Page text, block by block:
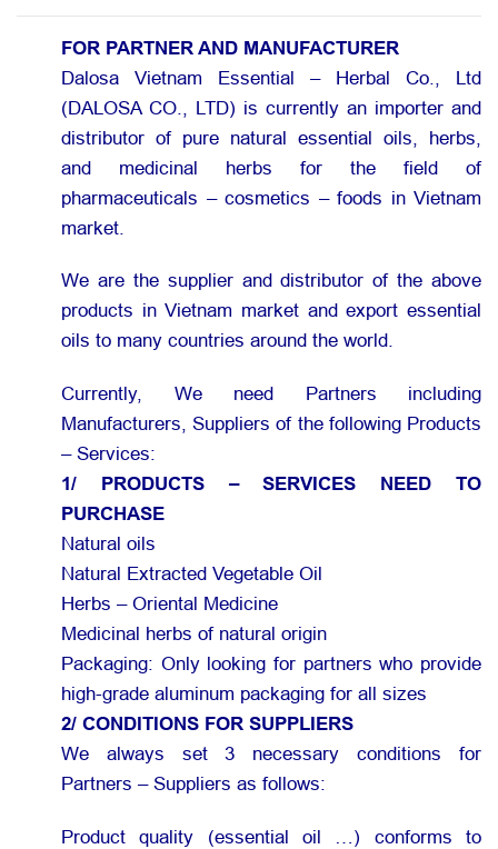
FOR PARTNER AND MANUFACTURER
Dalosa Vietnam Essential – Herbal Co., Ltd
(DALOSA CO., LTD) is currently an importer and
distributor of pure natural essential oils, herbs,
and medicinal herbs for the field of
pharmaceuticals – cosmetics – foods in Vietnam
market.
We are the supplier and distributor of the above
products in Vietnam market and export essential
oils to many countries around the world.
Currently, We need Partners including
Manufacturers, Suppliers of the following Products
– Services:
1/ PRODUCTS – SERVICES NEED TO
PURCHASE
Natural oils
Natural Extracted Vegetable Oil
Herbs – Oriental Medicine
Medicinal herbs of natural origin
Packaging: Only looking for partners who provide
high-grade aluminum packaging for all sizes
2/ CONDITIONS FOR SUPPLIERS
We always set 3 necessary conditions for
Partners – Suppliers as follows:
Product quality (essential oil …) conforms to